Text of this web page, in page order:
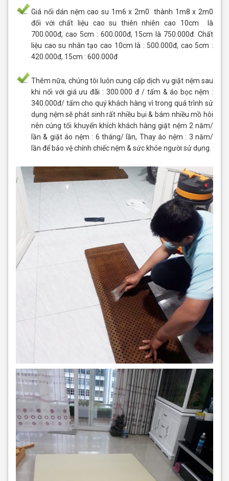
Giá nối dán nệm cao su 1m6 x 2m0 thành 1m8 x 2m0
đối với chất liệu cao su thiên nhiên cao 10cm là
700.000đ, cao 5cm : 600.000đ, 15cm là 750.000đ. Chất
liệu cao su nhân tạo cao 10cm là : 500.000đ, cao 5cm :
420.000đ, 15cm : 600.000đ
Thêm nữa, chúng tôi luôn cung cấp dịch vụ giặt nệm sau
khi nối với giá ưu đãi : 300.000 đ / tấm & áo bọc nệm :
340.000đ/ tấm cho quý khách hàng vì trong quá trình sử
dụng nệm sẽ phát sinh rất nhiều bụi & bám nhiều mồ hôi
nên cúng tối khuyến khích khách hàng giặt nệm 2 năm/
lần & giặt áo nệm : 6 tháng/ lần, Thay áo nệm : 3 năm/
lần để bảo vệ chính chiếc nệm & sức khỏe người sử dụng.